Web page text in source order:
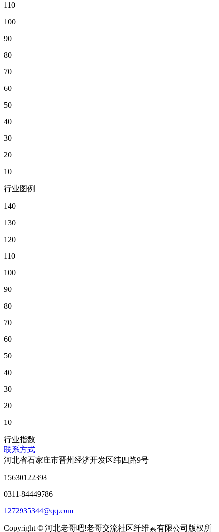
110
100
90
80
70
60
50
40
30
20
10
行业图例
140
130
120
110
100
90
80
70
60
50
40
30
20
10
行业指数
联系方式
河北省石家庄市晋州经济开发区纬四路9号
15630122398
0311-84449786
1272935344@qq.com
Copyright © 河北老哥吧!老哥交流社区纤维素有限公司版权所